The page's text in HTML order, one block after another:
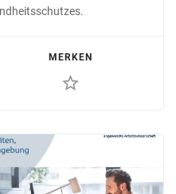
MERKEN
star_border